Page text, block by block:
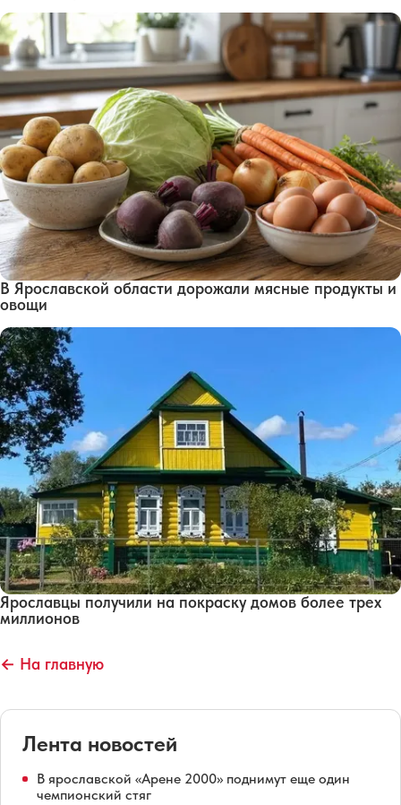
В Ярославской области дорожали мясные продукты и
овощи
Ярославцы получили на покраску домов более трех
миллионов
← На главную
Лента новостей
В ярославской «Арене 2000» поднимут еще один
чемпионский стяг